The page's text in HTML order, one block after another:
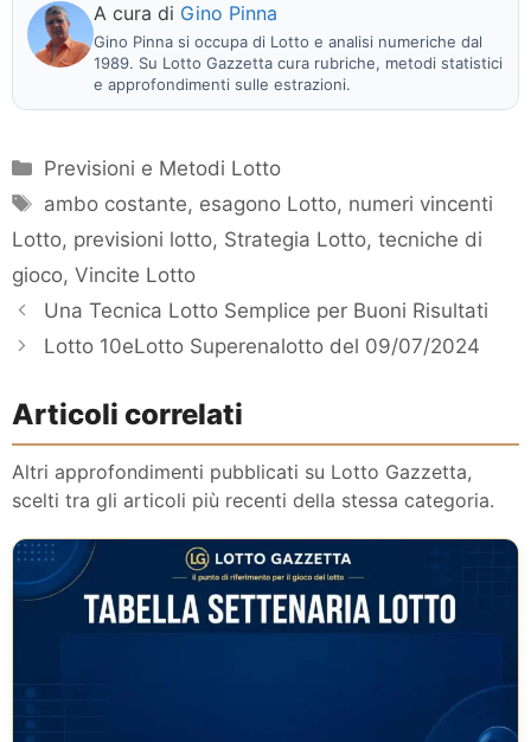
A cura di Gino Pinna
Gino Pinna si occupa di Lotto e analisi numeriche dal
1989. Su Lotto Gazzetta cura rubriche, metodi statistici
e approfondimenti sulle estrazioni.
Categorie
Previsioni e Metodi Lotto
Tag
ambo costante, esagono Lotto, numeri vincenti
Lotto, previsioni lotto, Strategia Lotto, tecniche di
gioco, Vincite Lotto
Una Tecnica Lotto Semplice per Buoni Risultati
Lotto 10eLotto Superenalotto del 09/07/2024
Articoli correlati
Altri approfondimenti pubblicati su Lotto Gazzetta,
scelti tra gli articoli più recenti della stessa categoria.